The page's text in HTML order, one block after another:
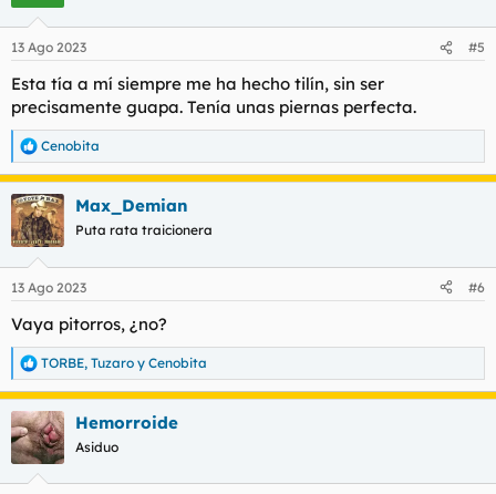
e
:
13 Ago 2023 #5
Esta tía a mí siempre me ha hecho tilín, sin ser
precisamente guapa. Tenía unas piernas perfecta.
R
e
c
c
i
e
:
Cenobita
Max_Demian
Puta rata traicionera
13 Ago 2023 #6
Vaya pitorros, ¿no?
R
e
a
c
c
i
TORBE, Tuzaro y Cenobita
Hemorroide
Asiduo